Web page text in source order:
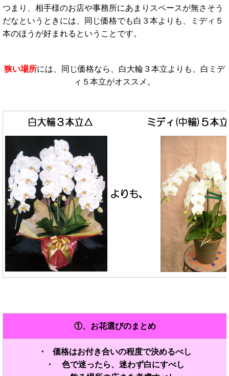
つまり、相手様のお店や事務所にあまりスペースが無さそう
だなというときには、同じ価格でも白３本よりも、ミディ５
本のほうが好まれるということです。
狭い場所には、 同じ価格なら、 白大輪３本立よりも、白ミデ
ィ５本立がオススメ。
①、お花選びのまとめ
・ 価格はお付き合いの程度で決めるべし
・ 色で迷ったら、迷わず白にすべし